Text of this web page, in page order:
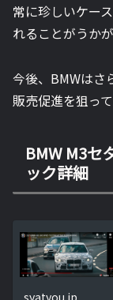
常に珍しいケー
れることがうかが
今後、BMWはさ
販売促進を狙っ
BMW M3セ
ック詳細
syatyou.jp